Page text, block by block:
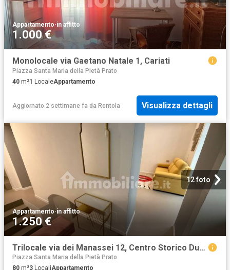
Appartamento·in affitto
1.000 €
Monolocale via Gaetano Natale 1, Cariati
Piazza Santa Maria della Pietà Prato
40 m²1 LocaleAppartamento
Aggiornato 2 settimane fa da Rentola Visualizza dettagli
12 foto
Appartamento·in affitto
1.250 €
Trilocale via dei Manassei 12, Centro Storico Duomo, Prato
Piazza Santa Maria della Pietà Prato
80 m²3 LocaliAppartamento